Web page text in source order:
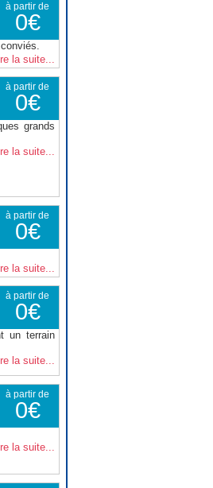
à partir de
0€
la suite...
à partir de
0€
grands
la suite...
à partir de
0€
la suite...
à partir de
0€
un terrain
la suite...
à partir de
0€
la suite...